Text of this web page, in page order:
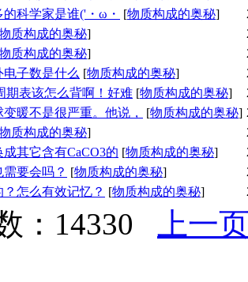
科学家是谁('・ω・
[物质构成的奥秘]
质构成的奥秘]
质构成的奥秘]
子数是什么 [物质构成的奥秘]
期表该怎么背啊！好难 [物质构成的奥秘]
暖不是很严重。他说，
[物质构成的奥秘]
质构成的奥秘]
其它含有CaCO3的 [物质构成的奥秘]
要会吗？ [物质构成的奥秘]
怎么有效记忆？ [物质构成的奥秘]
：14330 上一